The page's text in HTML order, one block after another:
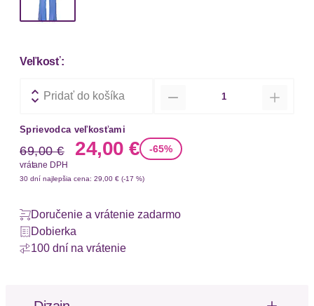
Veľkosť:
Pridať do košíka
Sprievodca veľkosťami
Stará cena
69,00 € Nová cena
24,00 € -65%
vrátane DPH
30 dní najlepšia cena: 29,00 € (-17 %)
Doručenie a vrátenie zadarmo
Dobierka
100 dní na vrátenie